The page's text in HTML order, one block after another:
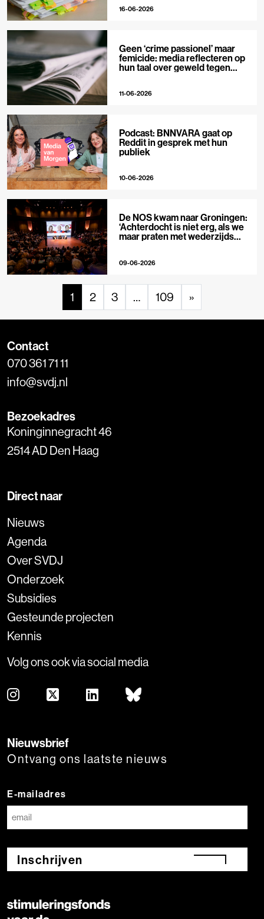
16-06-2026
Geen ‘crime passionel’ maar
femicide: media reflecteren op
hun taal over geweld tegen
11-06-2026
Podcast: BNNVARA gaat op
Reddit in gesprek met hun
publiek
10-06-2026
De NOS kwam naar Groningen:
‘Achterdocht is niet erg, als we
maar praten met wederzijds
09-06-2026
1 2 3 … 109 »
Contact
070 361 71 11
info@svdj.nl
Bezoekadres
Koninginnegracht 46
2514 AD Den Haag
Direct naar
Nieuws
Agenda
Over SVDJ
Onderzoek
Subsidies
Gesteunde projecten
Kennis
Volg ons ook via social media
Nieuwsbrief
Ontvang ons laatste nieuws
E-mailadres
Inschrijven